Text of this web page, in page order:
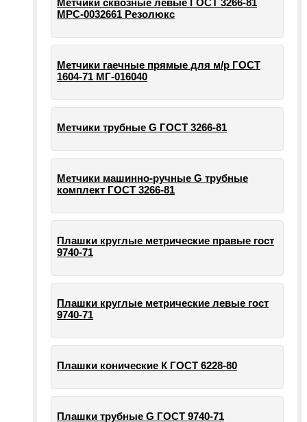
Метчики сквозные левые ГОСТ 3266-81
МРС-0032661 Резолюкс
Метчики гаечные прямые для м/р ГОСТ
1604-71 МГ-016040
Метчики трубные G ГОСТ 3266-81
Метчики машинно-ручные G трубные
комплект ГОСТ 3266-81
Плашки круглые метрические правые гост
9740-71
Плашки круглые метрические левые гост
9740-71
Плашки конические К ГОСТ 6228-80
Плашки трубные G ГОСТ 9740-71